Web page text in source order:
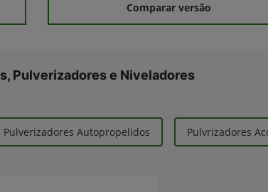
Comparar versão
Pulverizadores e Niveladores
Pulverizadores Autopropelidos Pulvrizadores